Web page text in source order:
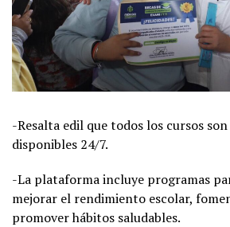
-Resalta edil que todos los cursos
disponibles 24/7.
-La plataforma incluye programas
mejorar el rendimiento escolar,
promover hábitos saludables.